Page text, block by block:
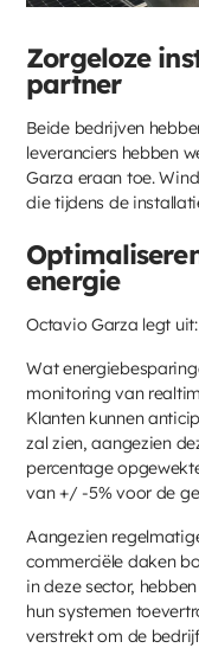
Zorgeloze
partner
Beide bedrijven
leveranciers hebben
Garza eraan toe.
die tijdens de
energie
Octavio Garza legt uit:
Wat
monitoring van
Klanten kunnen
zal zien, aangezien
percentage
van +/ -5% voor de
Aangezien
commerciële daken
in deze sector,
hun systemen
verstrekt om de